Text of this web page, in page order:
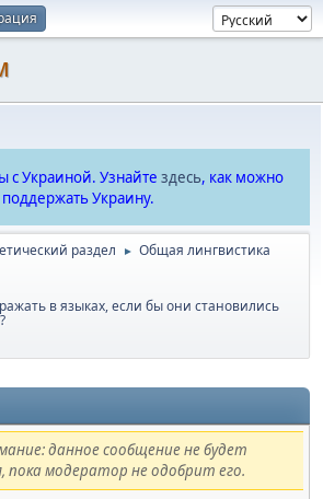
с Украиной. Узнайте здесь, как можно
поддержать Украину.
раздел ► Общая лингвистика
в языках, если бы они становились
данное сообщение не будет
модератор не одобрит его.